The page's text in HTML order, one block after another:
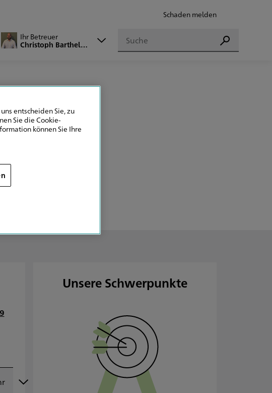
Schaden melden
Ihr Betreuer
Christoph Barthelmes
Suchen
Suchen
Unsere Schwerpunkte
entscheiden Sie, zu
Sie die Cookie-
können Sie Ihre